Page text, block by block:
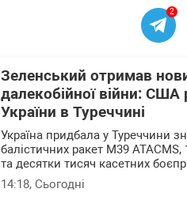
2
Зеленський отримав
далекобійної війни:
України в Туреччині
Україна придбала у Туреччини
балістичних ракет M39
та десятки тисяч касетних
14:18, Сьогодні